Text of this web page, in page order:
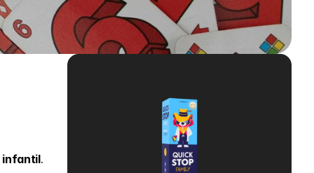
infantil.